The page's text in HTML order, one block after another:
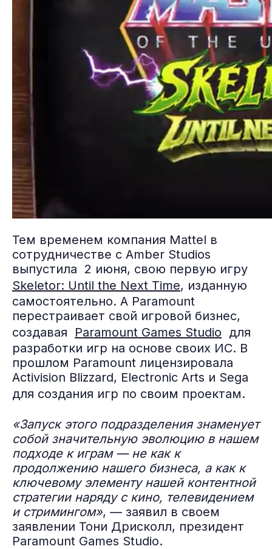
Тем временем компания Mattel в
сотрудничестве с Amber Studios
выпустила 2 июня, свою первую игру
Skeletor: Until the Next Time, изданную
самостоятельно. А Paramount
перестраивает свой игровой бизнес,
создавая Paramount Games Studio для
разработки игр на основе своих ИС. В
прошлом Paramount лицензировала
Activision Blizzard, Electronic Arts и Sega
для создания игр по своим проектам.
«Запуск этого подразделения знаменует
собой значительную эволюцию в нашем
подходе к играм — не как к
продолжению нашего бизнеса, а как к
ключевому элементу нашей контентной
стратегии наряду с кино, телевидением
и стримингом», — заявил в своем
заявлении Тони Дрисколл, президент
Paramount Games Studio.